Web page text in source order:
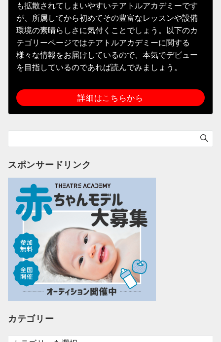
も拡散されてしまいやすいテアトルアカデミーです
が、所属してから初めてその豊富なレッスンや設備
環境の素晴らしさに気付くことでしょう。以下のカ
テゴリーページではテアトルアカデミーに関する
様々な情報をお届けしているので、本気でデビュー
を目指しているのであれば読んでみましょう。
詳細はこちらから
スポンサードリンク
カテゴリー
カ